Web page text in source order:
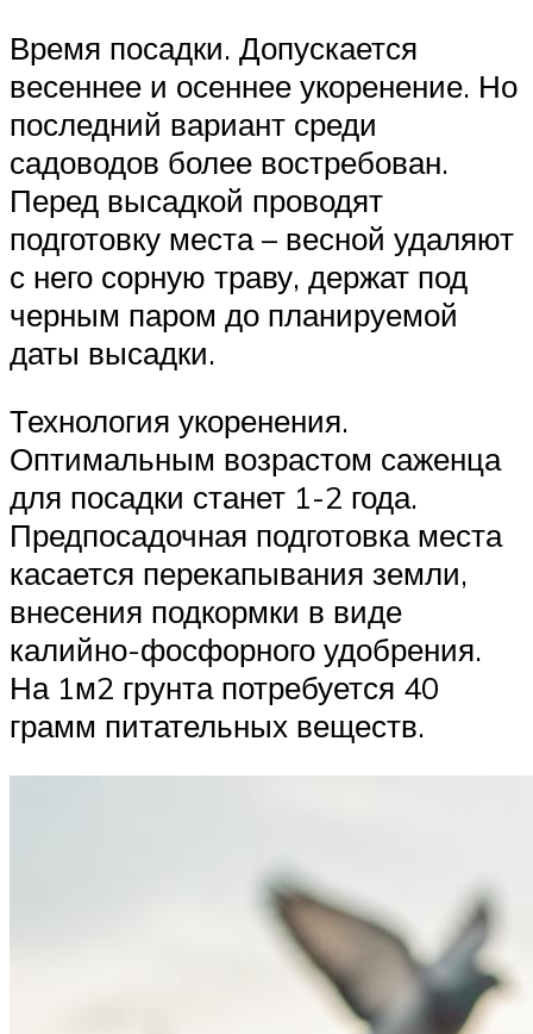
Время посадки. Допускается
весеннее и осеннее укоренение. Но
последний вариант среди
садоводов более востребован.
Перед высадкой проводят
подготовку места – весной удаляют
с него сорную траву, держат под
черным паром до планируемой
даты высадки.
Технология укоренения.
Оптимальным возрастом саженца
для посадки станет 1-2 года.
Предпосадочная подготовка места
касается перекапывания земли,
внесения подкормки в виде
калийно-фосфорного удобрения.
На 1м2 грунта потребуется 40
грамм питательных веществ.